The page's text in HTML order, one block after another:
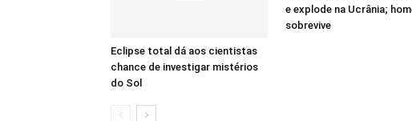
Eclipse total dá aos cientistas
chance de investigar mistérios
do Sol
e explode na Ucrânia;
sobrevive